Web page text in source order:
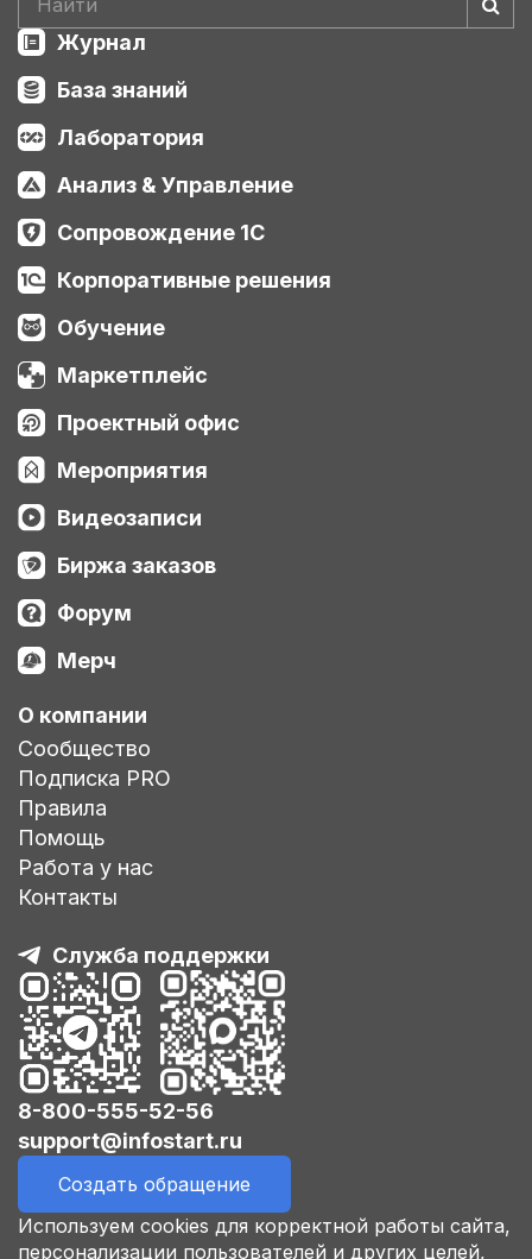
Журнал
База знаний
Лаборатория
Анализ & Управление
Сопровождение 1С
Корпоративные решения
Обучение
Маркетплейс
Проектный офис
Мероприятия
Видеозаписи
Биржа заказов
Форум
Мерч
О компании
Сообщество
Подписка PRO
Правила
Помощь
Работа у нас
Контакты
Служба поддержки
8-800-555-52-56
support@infostart.ru
Создать обращение
Используем cookies для корректной работы сайта,
персонализации пользователей и других целей,